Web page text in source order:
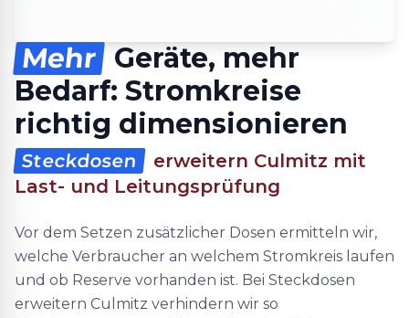
Mehr Geräte, mehr
Bedarf: Stromkreise
richtig dimensionieren
Steckdosen
erweitern Culmitz mit
Last- und Leitungsprüfung
Vor dem Setzen zusätzlicher Dosen ermitteln wir,
welche Verbraucher an welchem Stromkreis laufen
und ob Reserve vorhanden ist. Bei Steckdosen
erweitern Culmitz verhindern wir so